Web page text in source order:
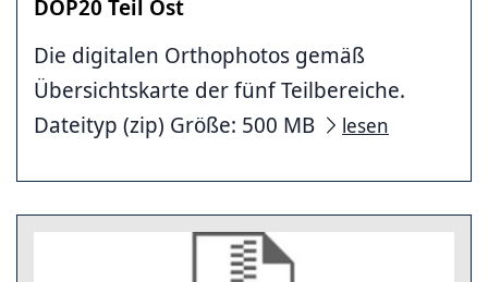
DOP20 Teil Ost
Die digitalen Orthophotos gemäß
Übersichtskarte der fünf Teilbereiche.
Dateityp (zip) Größe: 500 MB
lesen